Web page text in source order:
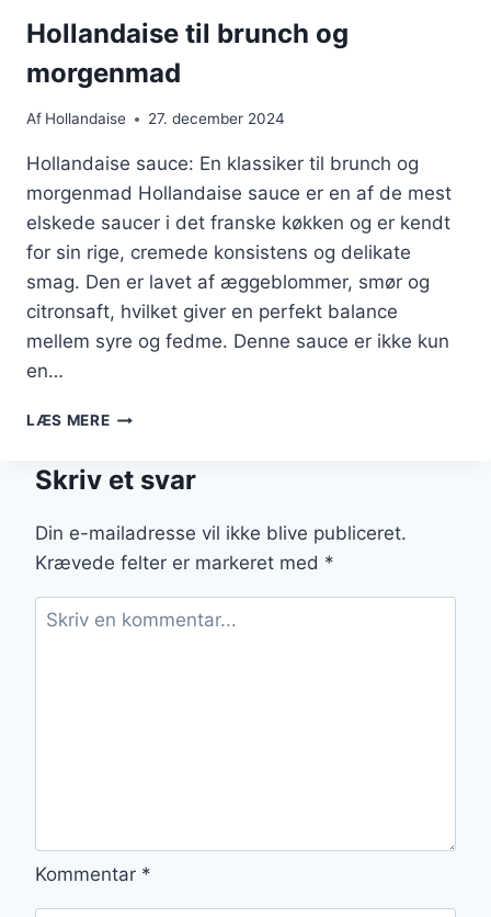
Hollandaise til brunch og
morgenmad
Af Hollandaise 27. december 2024
Hollandaise sauce: En klassiker til brunch og
morgenmad Hollandaise sauce er en af de mest
elskede saucer i det franske køkken og er kendt
for sin rige, cremede konsistens og delikate
smag. Den er lavet af æggeblommer, smør og
citronsaft, hvilket giver en perfekt balance
mellem syre og fedme. Denne sauce er ikke kun
en…
LÆS MEREHOLLANDAISE
OG
Skriv et svar
Din e-mailadresse vil ikke blive publiceret.
Krævede felter er markeret med *
Kommentar *